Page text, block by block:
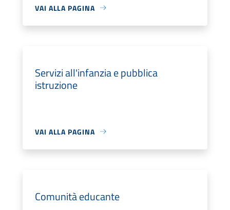
VAI ALLA PAGINA
Servizi all'infanzia e pubblica
istruzione
VAI ALLA PAGINA
Comunità educante